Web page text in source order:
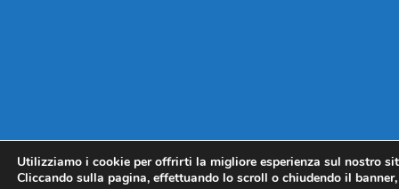
Utilizziamo i cookie per offrirti la migliore esperienza sul nostro
Cliccando sulla pagina, effettuando lo scroll o chiudendo il